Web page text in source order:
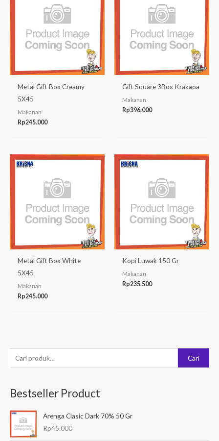
e
c
Cari
Bestseller Product
Arenga Clasic Dark 70% 50 Gr
Rp45.000
Metal Gift Box Creamy
5X45
Makanan
Rp245.000
Gift Square 3Box Krakaoa
Makanan
Rp396.000
Metal Gift Box White
5X45
Makanan
Rp245.000
Kopi Luwak 150 Gr
Makanan
Rp235.500